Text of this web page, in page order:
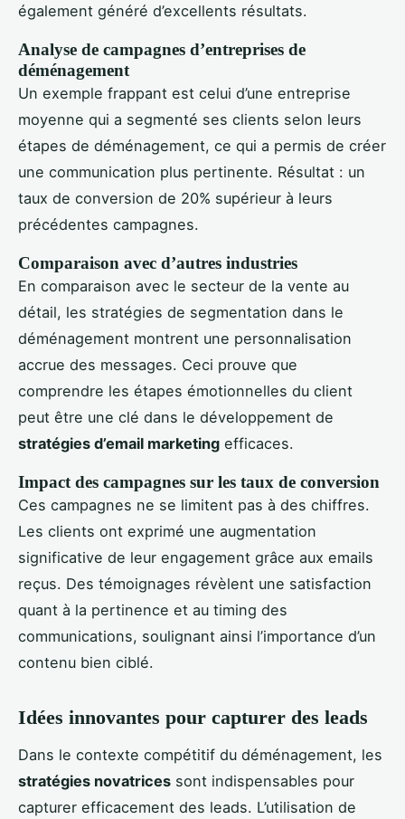
également généré d’excellents résultats.
Analyse de campagnes d’entreprises de
déménagement
Un exemple frappant est celui d’une entreprise
moyenne qui a segmenté ses clients selon leurs
étapes de déménagement, ce qui a permis de créer
une communication plus pertinente. Résultat : un
taux de conversion de 20% supérieur à leurs
précédentes campagnes.
Comparaison avec d’autres industries
En comparaison avec le secteur de la vente au
détail, les stratégies de segmentation dans le
déménagement montrent une personnalisation
accrue des messages. Ceci prouve que
comprendre les étapes émotionnelles du client
peut être une clé dans le développement de
stratégies d’email marketing efficaces.
Impact des campagnes sur les taux de conversion
Ces campagnes ne se limitent pas à des chiffres.
Les clients ont exprimé une augmentation
significative de leur engagement grâce aux emails
reçus. Des témoignages révèlent une satisfaction
quant à la pertinence et au timing des
communications, soulignant ainsi l’importance d’un
contenu bien ciblé.
Idées innovantes pour capturer des leads
Dans le contexte compétitif du déménagement, les
stratégies novatrices sont indispensables pour
capturer efficacement des leads. L’utilisation de